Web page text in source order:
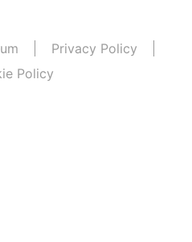
Privacy Policy
Policy